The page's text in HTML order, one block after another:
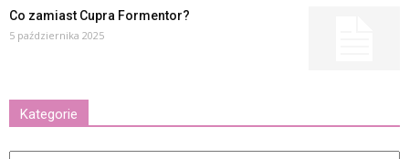
Co zamiast Cupra Formentor?
5 października 2025
Kategorie
Kategorie